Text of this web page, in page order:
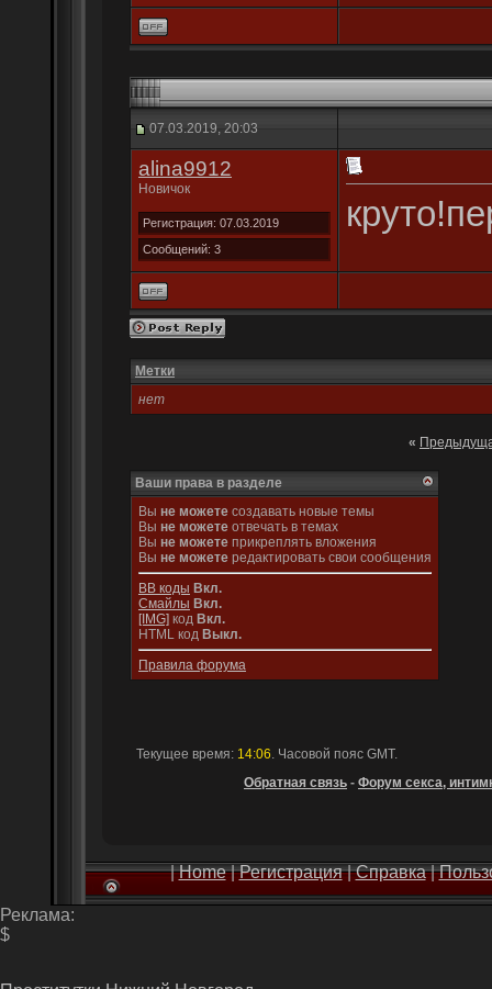
07.03.2019, 20:03
alina9912
Новичок
Регистрация: 07.03.2019
Сообщений: 3
Метки
нет
«
Ваши права в разделе
Вы не можете создавать новые темы
Вы не можете отвечать в темах
Вы не можете прикреплять вложения
Вы не можете редактировать свои сообщения
BB коды Вкл.
Смайлы Вкл.
[IMG] код Вкл.
HTML код Выкл.
Правила форума
Текущее время: 14:06. Часовой пояс GMT.
Обратная связь - Форум секса,
|Home|Регистрация|Справка|
Реклама:
$